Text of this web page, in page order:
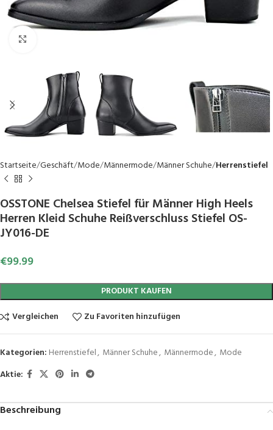
Startseite Geschäft Mode Männermode Männer Schuhe Herrenstiefel
OSSTONE Chelsea Stiefel für Männer High Heels
Herren Kleid Schuhe Reißverschluss Stiefel OS-
JY016-DE
€99.99
PRODUKT KAUFEN
Vergleichen
Zu Favoriten hinzufügen
Kategorien: Herrenstiefel, Männer Schuhe, Männermode, Mode
Aktie:
Beschreibung